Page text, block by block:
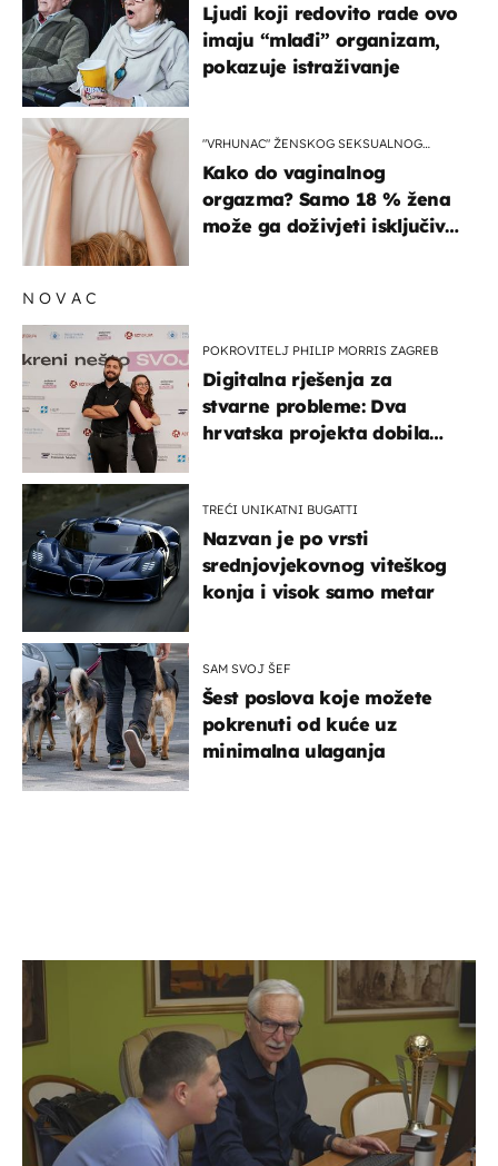
Ljudi koji redovito rade ovo
imaju “mlađi” organizam,
pokazuje istraživanje
"VRHUNAC" ŽENSKOG SEKSUALNOG
Kako do vaginalnog
orgazma? Samo 18 % žena
može ga doživjeti isključivo
NOVAC
POKROVITELJ PHILIP MORRIS ZAGREB
Digitalna rješenja za
stvarne probleme: Dva
hrvatska projekta dobila
TREĆI UNIKATNI BUGATTI
Nazvan je po vrsti
srednjovjekovnog viteškog
konja i visok samo metar
SAM SVOJ ŠEF
Šest poslova koje možete
pokrenuti od kuće uz
minimalna ulaganja